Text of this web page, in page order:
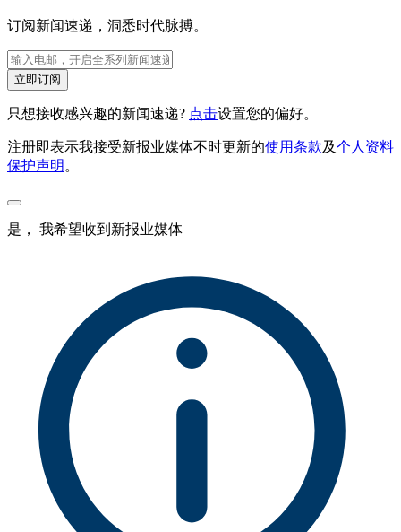
订阅新闻速递，洞悉时代脉搏。
立即订阅
只想接收感兴趣的新闻速递? 点击设置您的偏好。
注册即表示我接受新报业媒体不时更新的使用条款及个人资料
保护声明 。
是， 我希望收到新报业媒体